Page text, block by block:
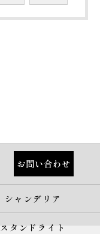
お問い合わせ
シャンデリア
スタンドライト